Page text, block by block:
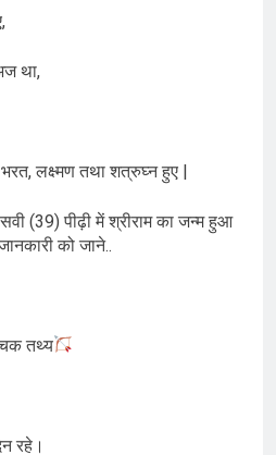
था,
लक्ष्मण तथा शत्रुघ्न हुए |
(39) पीढ़ी में श्रीराम का जन्म हुआ
को जाने..
तथ्य
रहे।